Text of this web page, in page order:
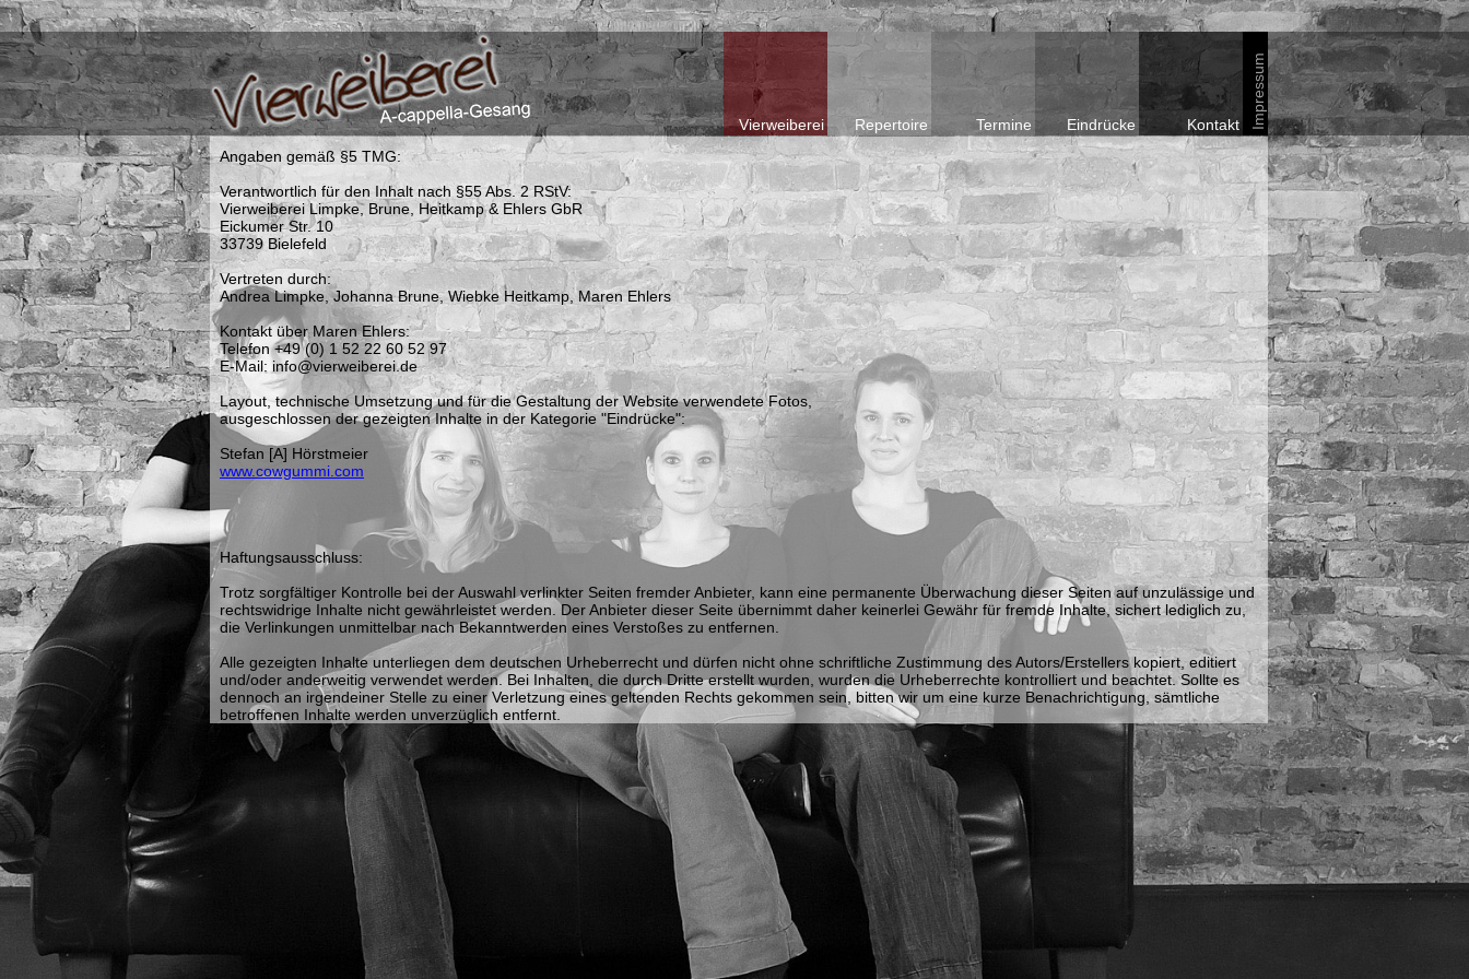
Vierweiberei Kontakt
Repertoire Termine Eindrücke Impressum
Angaben gemäß §5 TMG:
Verantwortlich für den Inhalt nach §55 Abs. 2 RStV:
Vierweiberei Limpke, Brune, Heitkamp & Ehlers GbR
Eickumer Str. 10
33739 Bielefeld
Vertreten durch:
Andrea Limpke, Johanna Brune, Wiebke Heitkamp, Maren Ehlers
Kontakt über Maren Ehlers:
Telefon +49 (0) 1 52 22 60 52 97
E-Mail: info@vierweiberei.de
Layout, technische Umsetzung und für die Gestaltung der Website verwendete Fotos,
ausgeschlossen der gezeigten Inhalte in der Kategorie "Eindrücke":
Stefan [A] Hörstmeier
www.cowgummi.com
Haftungsausschluss:
Trotz sorgfältiger Kontrolle bei der Auswahl verlinkter Seiten fremder Anbieter, kann eine permanente Überwachung dieser Seiten auf unzulässige und
rechtswidrige Inhalte nicht gewährleistet werden. Der Anbieter dieser Seite übernimmt daher keinerlei Gewähr für fremde Inhalte, sichert lediglich zu,
die Verlinkungen unmittelbar nach Bekanntwerden eines Verstoßes zu entfernen.
Alle gezeigten Inhalte unterliegen dem deutschen Urheberrecht und dürfen nicht ohne schriftliche Zustimmung des Autors/Erstellers kopiert, editiert
und/oder anderweitig verwendet werden. Bei Inhalten, die durch Dritte erstellt wurden, wurden die Urheberrechte kontrolliert und beachtet. Sollte es
dennoch an irgendeiner Stelle zu einer Verletzung eines geltenden Rechts gekommen sein, bitten wir um eine kurze Benachrichtigung, sämtliche
betroffenen Inhalte werden unverzüglich entfernt.